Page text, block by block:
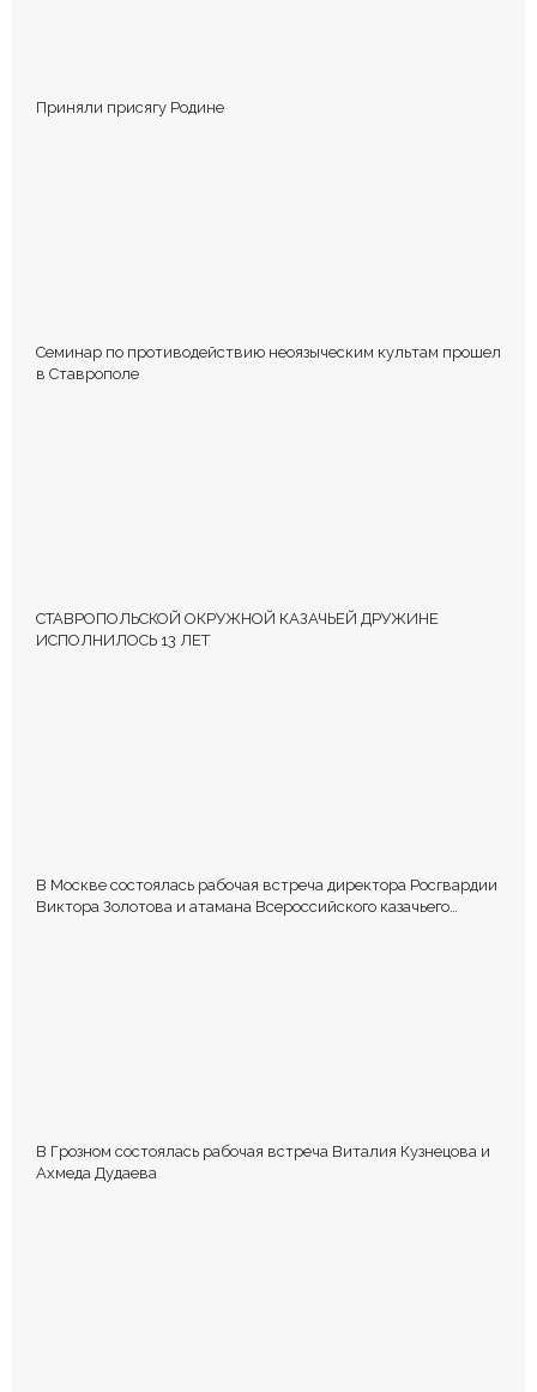
Приняли присягу Родине
Семинар по противодействию неоязыческим культам прошел
в Ставрополе
СТАВРОПОЛЬСКОЙ ОКРУЖНОЙ КАЗАЧЬЕЙ ДРУЖИНЕ
ИСПОЛНИЛОСЬ 13 ЛЕТ
В Москве состоялась рабочая встреча директора Росгвардии
Виктора Золотова и атамана Всероссийского казачьего
В Грозном состоялась рабочая встреча Виталия Кузнецова и
Ахмеда Дудаева